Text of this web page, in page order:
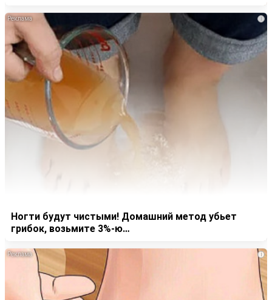
i
Ногти будут чистыми! Домашний метод убьет
грибок, возьмите 3%-ю…
i